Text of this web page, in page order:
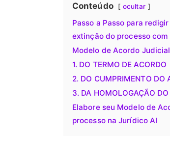
Conteúdo ocultar
Passo a Passo para
extinção do processo
Modelo de Acordo
1. DO TERMO DE ACORDO
2. DO CUMPRIMENTO DO
3. DA HOMOLOGAÇÃO
Elabore seu Modelo de
processo na Jurídico AI